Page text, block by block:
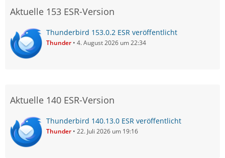
Aktuelle 153 ESR-Version
Thunderbird 153.0.2 ESR veröffentlicht
Thunder 4. August 2026 um 22:34
Aktuelle 140 ESR-Version
Thunderbird 140.13.0 ESR veröffentlicht
Thunder 22. Juli 2026 um 19:16